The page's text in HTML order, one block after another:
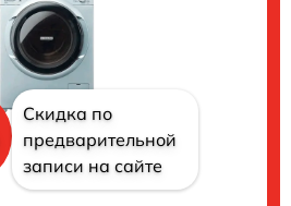
Скидка по
предварительной
записи на сайте